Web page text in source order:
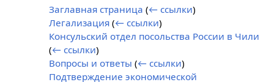
Заглавная страница (← ссылки)
Легализация (← ссылки)
Консульский отдел посольства России в Чили
(← ссылки)
Вопросы и ответы (← ссылки)
Подтверждение экономической